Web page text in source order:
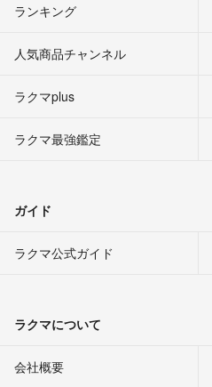
ランキング
人気商品チャンネル
ラクマplus
ラクマ最強鑑定
ガイド
ラクマ公式ガイド
ラクマについて
会社概要